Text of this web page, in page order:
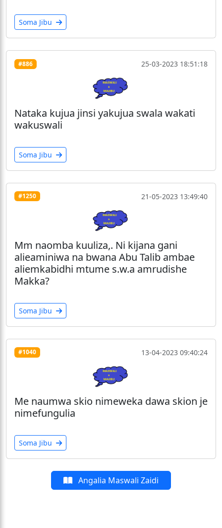
Soma Jibu
#886 25-03-2023 18:51:18
Nataka kujua jinsi yakujua swala wakati
wakuswali
Soma Jibu
#1250 21-05-2023 13:49:40
Mm naomba kuuliza,. Ni kijana gani
alieaminiwa na bwana Abu Talib ambae
aliemkabidhi mtume s.w.a amrudishe
Makka?
Soma Jibu
#1040 13-04-2023 09:40:24
Me naumwa skio nimeweka dawa skion je
nimefungulia
Soma Jibu
Angalia Maswali Zaidi